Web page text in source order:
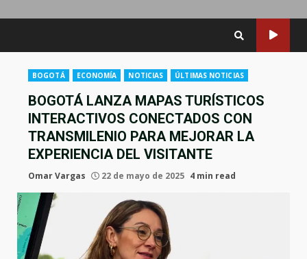
BOGOTÁ ECONOMÍA NOTICIAS ÚLTIMAS NOTICIAS
BOGOTÁ LANZA MAPAS TURÍSTICOS
INTERACTIVOS CONECTADOS CON
TRANSMILENIO PARA MEJORAR LA
EXPERIENCIA DEL VISITANTE
Omar Vargas 22 de mayo de 2025 4 min read